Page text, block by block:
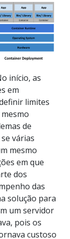
início, as
em
limites
de
várias
mesmo
em que
dos
das
solução para
um servidor
pois os
custoso